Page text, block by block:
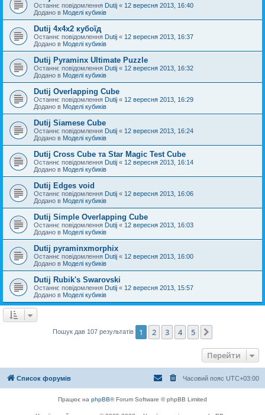
Останнє повідомлення Dutij « 12 вересня 2013, 16:40
Додано в Моделі кубиків
Dutij 4х4х2 кубоїд
Останнє повідомлення Dutij « 12 вересня 2013, 16:37
Додано в Моделі кубиків
Dutij Pyraminx Ultimate Puzzle
Останнє повідомлення Dutij « 12 вересня 2013, 16:32
Додано в Моделі кубиків
Dutij Overlapping Cube
Останнє повідомлення Dutij « 12 вересня 2013, 16:29
Додано в Моделі кубиків
Dutij Siamese Cube
Останнє повідомлення Dutij « 12 вересня 2013, 16:24
Додано в Моделі кубиків
Dutij Cross Cube та Star Magic Test Cube
Останнє повідомлення Dutij « 12 вересня 2013, 16:14
Додано в Моделі кубиків
Dutij Edges void
Останнє повідомлення Dutij « 12 вересня 2013, 16:06
Додано в Моделі кубиків
Dutij Simple Overlapping Cube
Останнє повідомлення Dutij « 12 вересня 2013, 16:03
Додано в Моделі кубиків
Dutij pyraminxmorphix
Останнє повідомлення Dutij « 12 вересня 2013, 16:00
Додано в Моделі кубиків
Dutij Rubik's Swarovski
Останнє повідомлення Dutij « 12 вересня 2013, 15:57
Додано в Моделі кубиків
Пошук дав 107 результатів 1 2 3 4 5
Перейти
Список форумів Часовий пояс UTC+03:00
Працює на phpBB® Forum Software © phpBB Limited